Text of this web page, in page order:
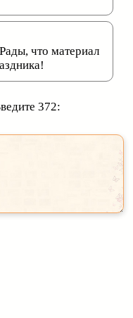
что материал
372: